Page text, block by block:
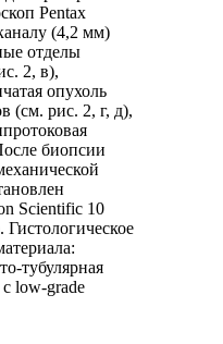
Pentax
(4,2 мм)
отделы
2, в),
опухоль
(см. рис. 2, г, д),
биопсии
Scientific 10
тубулярная
low-grade